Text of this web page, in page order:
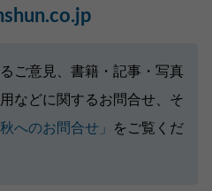
ご意見、書籍・記事・写真
などに関するお問合せ、そ
へのお問合せ」
をご覧くだ